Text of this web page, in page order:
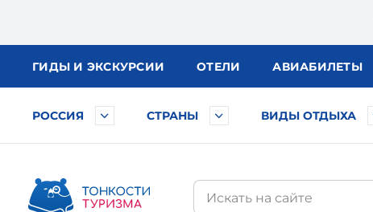
ГИДЫ И ЭКСКУРСИИ ОТЕЛИ АВИАБИЛЕТЫ
РОССИЯ СТРАНЫ ВИДЫ ОТДЫХА